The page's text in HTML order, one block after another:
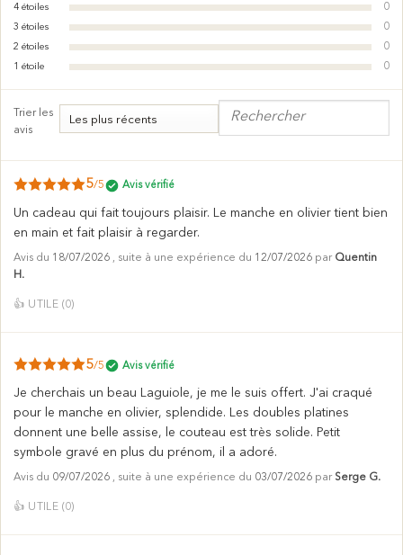
4 étoiles 0
3 étoiles 0
2 étoiles 0
1 étoile 0
Trier les
avis
5/5 Avis vérifié
Un cadeau qui fait toujours plaisir. Le manche en olivier tient bien
en main et fait plaisir à regarder.
Avis du 18/07/2026 , suite à une expérience du 12/07/2026 par Quentin
H.
👍 UTILE (0)
5/5 Avis vérifié
Je cherchais un beau Laguiole, je me le suis offert. J'ai craqué
pour le manche en olivier, splendide. Les doubles platines
donnent une belle assise, le couteau est très solide. Petit
symbole gravé en plus du prénom, il a adoré.
Avis du 09/07/2026 , suite à une expérience du 03/07/2026 par Serge G.
👍 UTILE (0)